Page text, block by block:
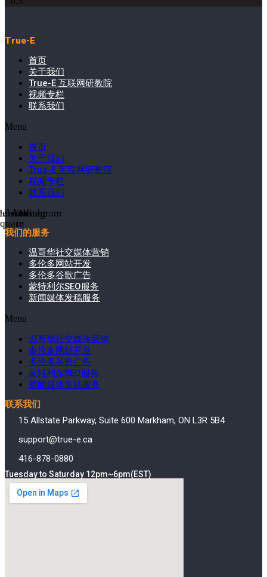
True-E
首页
关于我们
True-E 互联网研教院
视频专栏
联系我们
Menu
首页
关于我们
True-E 互联网研教院
视频专栏
联系我们
in
Youtube
Instagram
我们的服务
温哥华社交媒体营销
多伦多网站开发
多伦多谷歌广告
蒙特利尔SEO服务
新闻媒体发稿服务
Menu
温哥华社交媒体营销
多伦多网站开发
多伦多谷歌广告
蒙特利尔SEO服务
新闻媒体发稿服务
联系我们
15 Allstate Parkway, Suite 600 Markham, ON L3R 5B4
support@true-e.ca
416-878-0880
Tuesday to Saturday 12pm~6pm(EST)